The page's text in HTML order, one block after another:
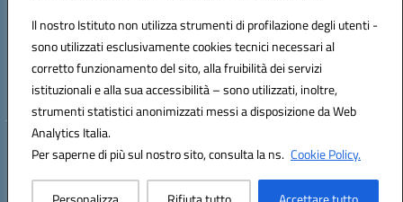
Il nostro Istituto non utilizza strumenti di profilazione degli utenti -
sono utilizzati esclusivamente cookies tecnici necessari al
corretto funzionamento del sito, alla fruibilità dei servizi
istituzionali e alla sua accessibilità – sono utilizzati, inoltre,
strumenti statistici anonimizzati messi a disposizione da Web
Analytics Italia.
Per saperne di più sul nostro sito, consulta la ns. Cookie Policy.
Posta elettronica certificata (PEC):aqis01900g@pec.istruzione.it
Codice fiscale: 92025400661
Codice meccanografico: AQIS01900G
Hosting & Powered by 3D Solution S.r.l.
Concept & Design by Designers Italia